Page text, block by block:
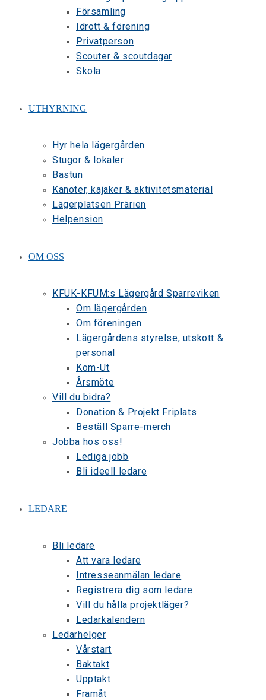
Församling
Idrott & förening
Privatperson
Scouter & scoutdagar
Skola
UTHYRNING
Hyr hela lägergården
Stugor & lokaler
Bastun
Kanoter, kajaker & aktivitetsmaterial
Lägerplatsen Prärien
Helpension
OM OSS
KFUK-KFUM:s Lägergård Sparreviken
Om lägergården
Om föreningen
Lägergårdens styrelse, utskott &
personal
Kom-Ut
Årsmöte
Vill du bidra?
Donation & Projekt Friplats
Beställ Sparre-merch
Jobba hos oss!
Lediga jobb
Bli ideell ledare
LEDARE
Bli ledare
Att vara ledare
Intresseanmälan ledare
Registrera dig som ledare
Vill du hålla projektläger?
Ledarkalendern
Ledarhelger
Vårstart
Baktakt
Upptakt
Framåt